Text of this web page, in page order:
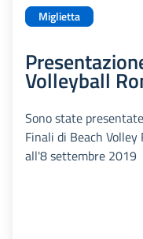
Miglietta
Volleyball
Sono state
Finali di Beach
all'8 settembre 2019